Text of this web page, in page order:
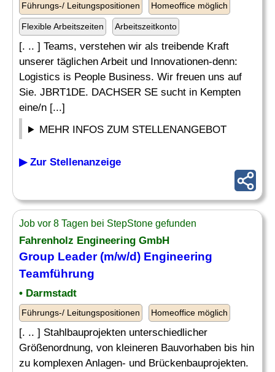
Führungs-/ Leitungspositionen Homeoffice möglich
Flexible Arbeitszeiten Arbeitszeitkonto
[. .. ] Teams, verstehen wir als treibende Kraft
unserer täglichen Arbeit und Innovationen-denn:
Logistics is People Business. Wir freuen uns auf
Sie. JBRT1DE. DACHSER SE sucht in Kempten
eine/n [...]
MEHR INFOS ZUM STELLENANGEBOT
▶ Zur Stellenanzeige
Job vor 8 Tagen bei StepStone gefunden
Fahrenholz Engineering GmbH
Group Leader(m/w/d) Engineering
Teamführung
• Darmstadt
Führungs-/ Leitungspositionen Homeoffice möglich
[. .. ] Stahlbauprojekten unterschiedlicher
Größenordnung, von kleineren Bauvorhaben bis hin
zu komplexen Anlagen- und Brückenbauprojekten.